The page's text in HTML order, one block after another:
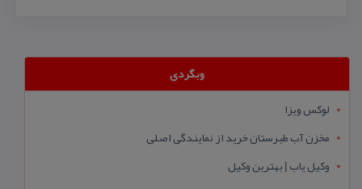
وبگردی
لوکس ویزا
مخزن آب طبرستان خرید از نمایندگی اصلی
وکیل یاب | بهترین وکیل